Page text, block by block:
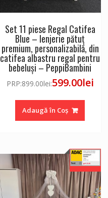
Set 11 piese Regal Catifea
Blue – lenjerie pătuț
premium, personalizabilă, din
catifea albastru regal pentru
bebeluși – PeppiBambini
PRP:899.00lei:599.00lei
Adaugă în Coș